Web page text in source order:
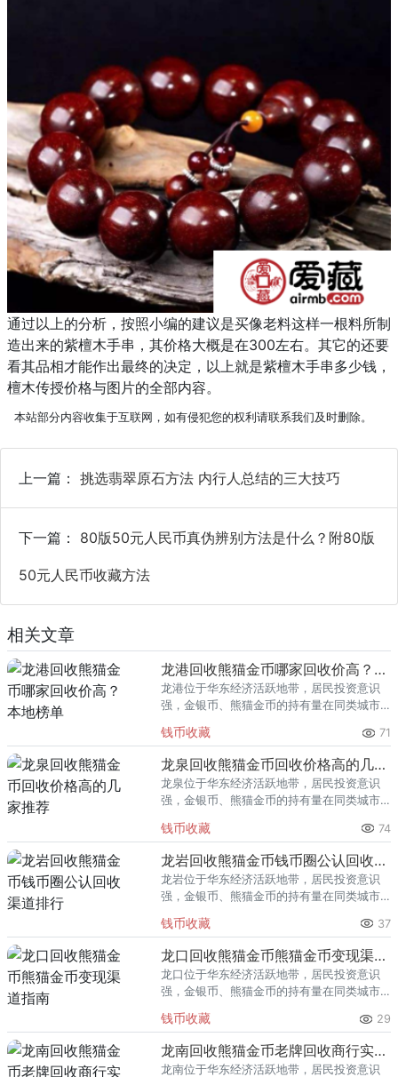
通过以上的分析，按照小编的建议是买像老料这样一根料所制
造出来的紫檀木手串，其价格大概是在300左右。其它的还要
看其品相才能作出最终的决定，以上就是紫檀木手串多少钱，
檀木传授价格与图片的全部内容。
本站部分内容收集于互联网，如有侵犯您的权利请联系我们及时删除。
上一篇： 挑选翡翠原石方法 内行人总结的三大技巧
下一篇： 80版50元人民币真伪辨别方法是什么？附80版
50元人民币收藏方法
相关文章
龙港回收熊猫金币哪家回收价高？本地榜单
龙港位于华东经济活跃地带，居民投资意识
强，金银币、熊猫金币的持有量在同类城市
熊猫金币的需求就明显升温，但鱼龙混杂的
回收渠道里，能精准识别版别溢
钱币收藏 71
龙泉回收熊猫金币回收价格高的几家推荐
龙泉位于华东经济活跃地带，居民投资意识
强，金银币、熊猫金币的持有量在同类城市
熊猫金币的需求就明显升温，但鱼龙混杂的
回收渠道里，能精准识别版别溢
钱币收藏 74
龙岩回收熊猫金币钱币圈公认回收渠道排行
龙岩位于华东经济活跃地带，居民投资意识
强，金银币、熊猫金币的持有量在同类城市
熊猫金币的需求就明显升温，但鱼龙混杂的
回收渠道里，能精准识别版别溢
钱币收藏 37
龙口回收熊猫金币熊猫金币变现渠道指南
龙口位于华东经济活跃地带，居民投资意识
强，金银币、熊猫金币的持有量在同类城市
熊猫金币的需求就明显升温，但鱼龙混杂的
回收渠道里，能精准识别版别溢
钱币收藏 29
龙南回收熊猫金币老牌回收商行实力盘点
龙南位于华东经济活跃地带，居民投资意识